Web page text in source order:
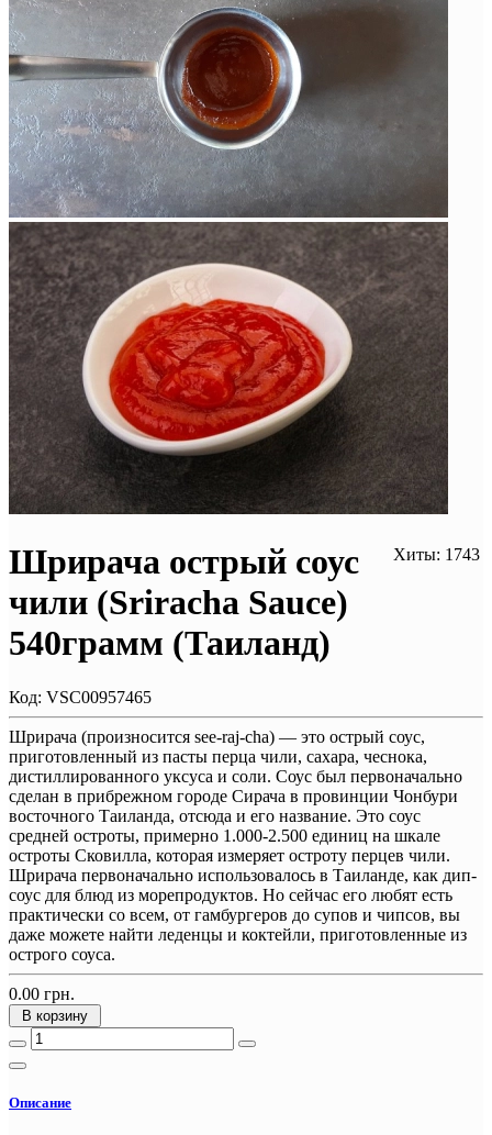
Хиты: 1743
Шрирача острый соус
чили (Sriracha Sauce)
540грамм (Таиланд)
Код: VSC00957465
Шрирача (произносится see-raj-cha) — это острый соус,
приготовленный из пасты перца чили, сахара, чеснока,
дистиллированного уксуса и соли. Соус был первоначально
сделан в прибрежном городе Сирача в провинции Чонбури
восточного Таиланда, отсюда и его название. Это соус
средней остроты, примерно 1.000-2.500 единиц на шкале
остроты Сковилла, которая измеряет остроту перцев чили.
Шрирача первоначально использовалось в Таиланде, как дип-
соус для блюд из морепродуктов. Но сейчас его любят есть
практически со всем, от гамбургеров до супов и чипсов, вы
даже можете найти леденцы и коктейли, приготовленные из
острого соуса.
0.00 грн.
В корзину
Описание